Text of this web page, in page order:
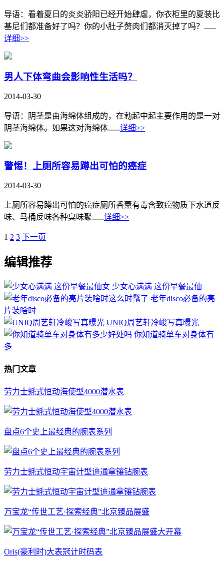
导语：看着夏日的炎炎骄阳已经开始肆虐，你衣柜里的夏装比
基尼们都准备好了吗？你的小肚子赘肉们都消灭掉了吗？......
详细>>
男人下体弯曲会影响性生活吗？
2014-03-30
导语：阴茎是由海绵体组成的，在勃起中起主要作用的是一对
阴茎海绵体。如果这对海绵体......详细>>
警惕！上厕所容易蹲出可怕的癌症
2014-03-30
上厕所容易蹲出可怕的癌症厕所香薰有毒含致癌物质下水道反
味、马桶反味各种臭味聚......详细>>
1 2 3 下一页
编辑推荐
少女心满满 这份早餐最仙
老年disco必备的亮
片装啥时
UNIQ周艺轩冷峻写真曝光
你知道骑单车对身体有
多
热门文章
劳力士蚝式恒动海使型4000潜水表
盘点6个史上最经典的腕表系列
劳力士蚝式恒动宇宙计型迪通拿镶钻腕表
万宝龙“传世工艺·探索经典”北京臻品展盛
Oris(豪利时)大表冠计时码表